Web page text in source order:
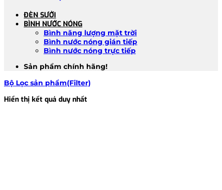
ĐÈN SƯỞI
BÌNH NƯỚC NÓNG
Bình năng lượng mặt trời
Bình nước nóng gián tiếp
Bình nước nóng trực tiếp
Sản phẩm chính hãng!
Bộ Lọc sản phẩm(Filter)
Hiển thị kết quả duy nhất